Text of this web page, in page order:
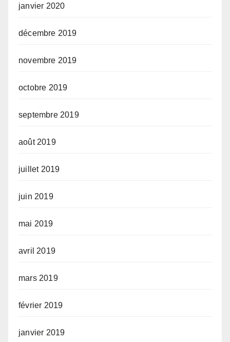
janvier 2020
décembre 2019
novembre 2019
octobre 2019
septembre 2019
août 2019
juillet 2019
juin 2019
mai 2019
avril 2019
mars 2019
février 2019
janvier 2019